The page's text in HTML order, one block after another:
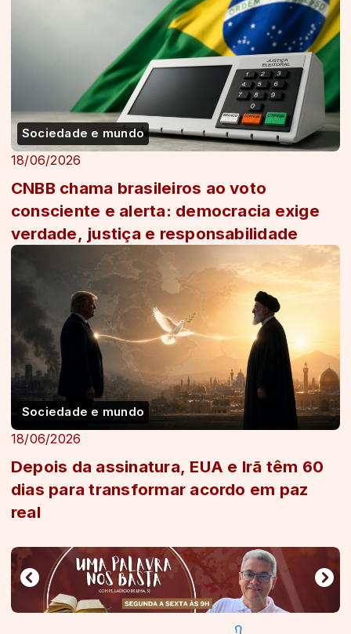
Sociedade e mundo
18/06/2026
CNBB chama brasileiros ao voto
consciente e alerta: democracia exige
verdade, justiça e responsabilidade
Sociedade e mundo
18/06/2026
Depois da assinatura, EUA e Irã têm 60
dias para transformar acordo em paz
real